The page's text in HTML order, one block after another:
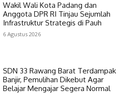
Wakil Wali Kota Padang dan
Anggota DPR RI Tinjau Sejumlah
Infrastruktur Strategis di Pauh
6 Agustus 2026
SDN 33 Rawang Barat Terdampak
Banjir, Pemulihan Dikebut Agar
Belajar Mengajar Segera Normal